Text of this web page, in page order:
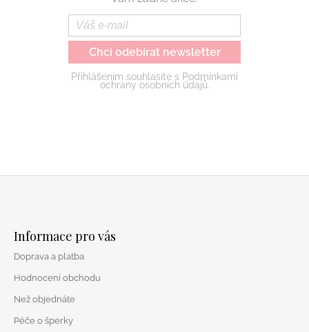
Chci odebírat newsletter
Přihlášením souhlasíte s Podmínkami
ochrany osobních údajů.
Informace pro vás
Doprava a platba
Hodnocení obchodu
Než objednáte
Péče o šperky